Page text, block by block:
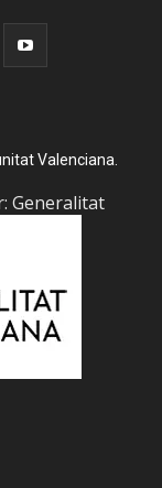
Valenciana.
Generalitat